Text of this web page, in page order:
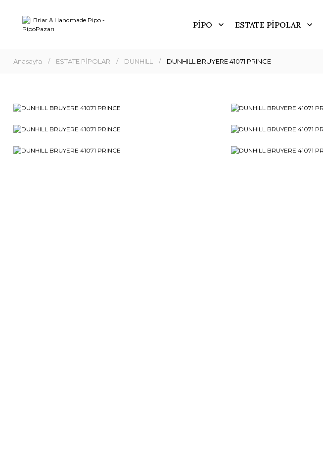
PİPO ESTATE PİPOLAR
Anasayfa ESTATE PİPOLAR DUNHILL DUNHILL BRUYERE 41071 PRINCE